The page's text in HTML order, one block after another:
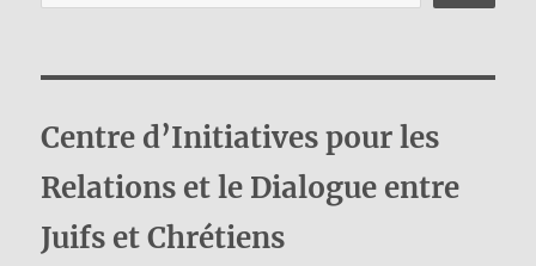
Centre d’Initiatives pour les
Relations et le Dialogue entre
Juifs et Chrétiens